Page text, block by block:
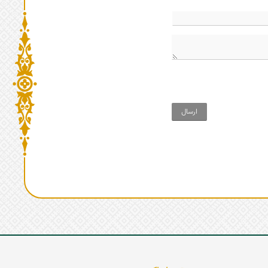
ارسال